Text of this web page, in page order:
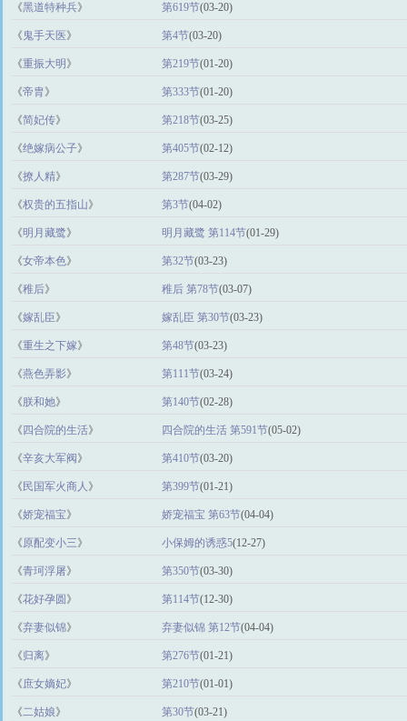
《黑道特种兵》 第619节(03-20)
《 鬼手天医》 第4节(03-20)
《重振大明 》 第219节(01-20)
《帝胄 》 第333节(01-20)
《简妃传》 第218节(03-25)
《绝嫁病公子》 第405节(02-12)
《撩人精》 第287节(03-29)
《权贵的五指山》 第3节(04-02)
《明月藏鹭》 明月藏鹭 第114节(01-29)
《女帝本色》 第32节(03-23)
《稚后》 稚后 第78节(03-07)
《嫁乱臣》 嫁乱臣 第30节(03-23)
《重生之下嫁》 第48节(03-23)
《燕色弄影》 第111节(03-24)
《朕和她》 第140节(02-28)
《 四合院的生活》 四合院的生活 第591节(05-02)
《辛亥大军阀 》 第410节(03-20)
《 民国军火商人 》 第399节(01-21)
《娇宠福宝》 娇宠福宝 第63节(04-04)
《原配变小三》 小保姆的诱惑5(12-27)
《青珂浮屠》 第350节(03-30)
《花好孕圆 》 第114节(12-30)
《弃妻似锦》 弃妻似锦 第12节(04-04)
《归离》 第276节(01-21)
《庶女嫡妃》 第210节(01-01)
《二姑娘》 第30节(03-21)